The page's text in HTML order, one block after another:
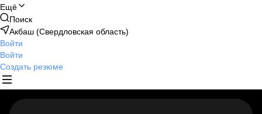
Ещё
Поиск
Акбаш (Свердловская область)
Войти
Войти
Создать резюме